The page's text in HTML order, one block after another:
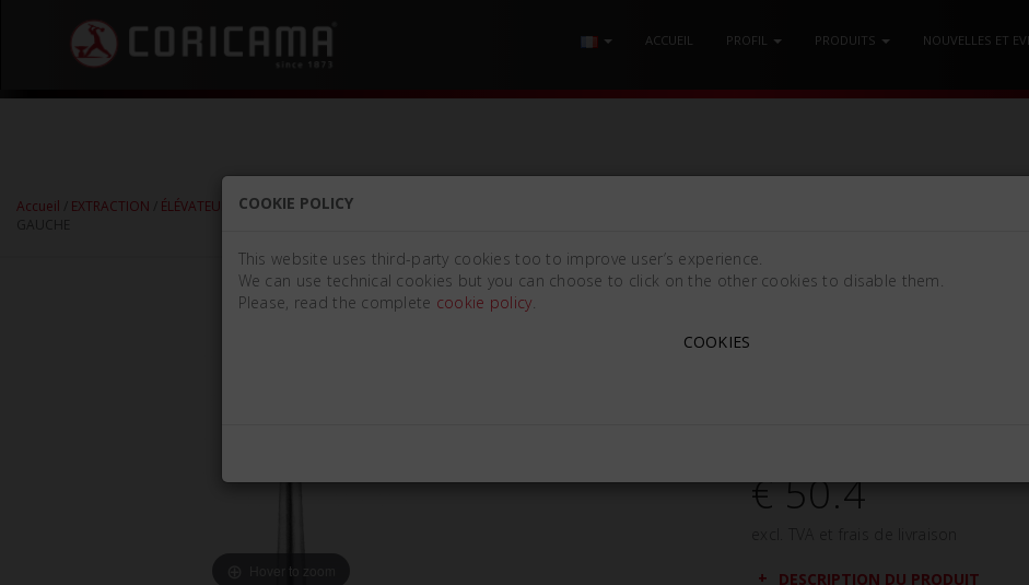
ACCUEIL PROFIL PRODUITS NOUVELLES ET
Accueil EXTRACTION ÉLÉVATEURS DE RACINES/ÉLÉVATEURS DE RACINES - MANCHE CROSS-BAR
Hover to zoom
€ 50.4
DESCRIPTION DU PRODUIT
COOKIE POLICY
This website uses third-party cookies too to improve user’s experience.
We can use technical cookies but you can choose to click on the other cookies to disable them.
Please, read the complete cookie policy.
COOKIES